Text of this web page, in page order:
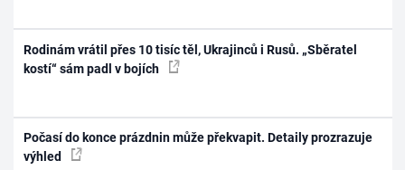
Rodinám vrátil přes 10 tisíc těl, Ukrajinců i Rusů. „Sběratel
kostí“ sám padl v bojích
Počasí do konce prázdnin může překvapit. Detaily prozrazuje
výhled